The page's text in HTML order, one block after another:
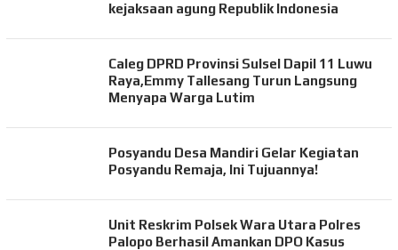
kejaksaan agung Republik Indonesia
Caleg DPRD Provinsi Sulsel Dapil 11 Luwu
Raya,Emmy Tallesang Turun Langsung
Menyapa Warga Lutim
Posyandu Desa Mandiri Gelar Kegiatan
Posyandu Remaja, Ini Tujuannya!
Unit Reskrim Polsek Wara Utara Polres
Palopo Berhasil Amankan DPO Kasus